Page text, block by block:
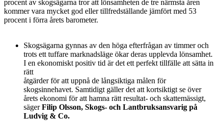
procent av skogsägarna tror att lönsamheten de tre närmsta åren
kommer vara mycket god eller tillfredställande jämfört med 53
procent i förra årets barometer.
Skogsägarna gynnas av den höga efterfrågan av timmer och
trots ett tuffare marknadsläge ökar deras upplevda lönsamhet.
I en ekonomiskt positiv tid är det ett perfekt tillfälle att sätta in
rätt
åtgärder för att uppnå de långsiktiga målen för
skogsinnehavet. Samtidigt gäller det att kortsiktigt se över
årets ekonomi för att hamna rätt resultat- och skattemässigt,
sägerFilip Olsson, Skogs- och Lantbruksansvarig på
Ludvig & Co.